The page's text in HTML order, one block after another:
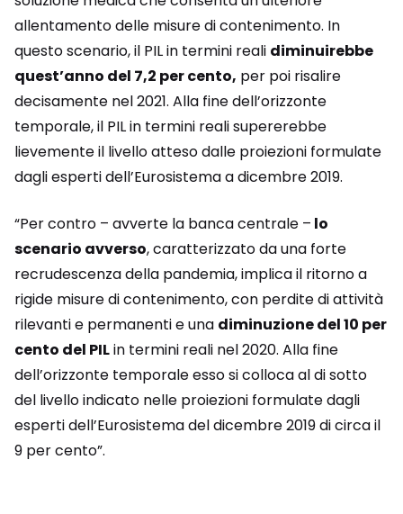
allentamento delle misure di contenimento. In
questo scenario, il PIL in termini reali diminuirebbe
quest’anno del 7,2 per cento, per poi risalire
decisamente nel 2021. Alla fine dell’orizzonte
temporale, il PIL in termini reali supererebbe
lievemente il livello atteso dalle proiezioni formulate
dagli esperti dell’Eurosistema a dicembre 2019.
“Per contro – avverte la banca centrale – lo
scenario avverso, caratterizzato da una forte
recrudescenza della pandemia, implica il ritorno a
rigide misure di contenimento, con perdite di attività
rilevanti e permanenti e una diminuzione del 10 per
cento del PILin termini reali nel 2020. Alla fine
dell’orizzonte temporale esso si colloca al di sotto
del livello indicato nelle proiezioni formulate dagli
esperti dell’Eurosistema del dicembre 2019 di circa il
9 per cento”.